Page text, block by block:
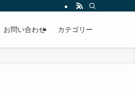
していきます。
お問い合わせ カテゴリー